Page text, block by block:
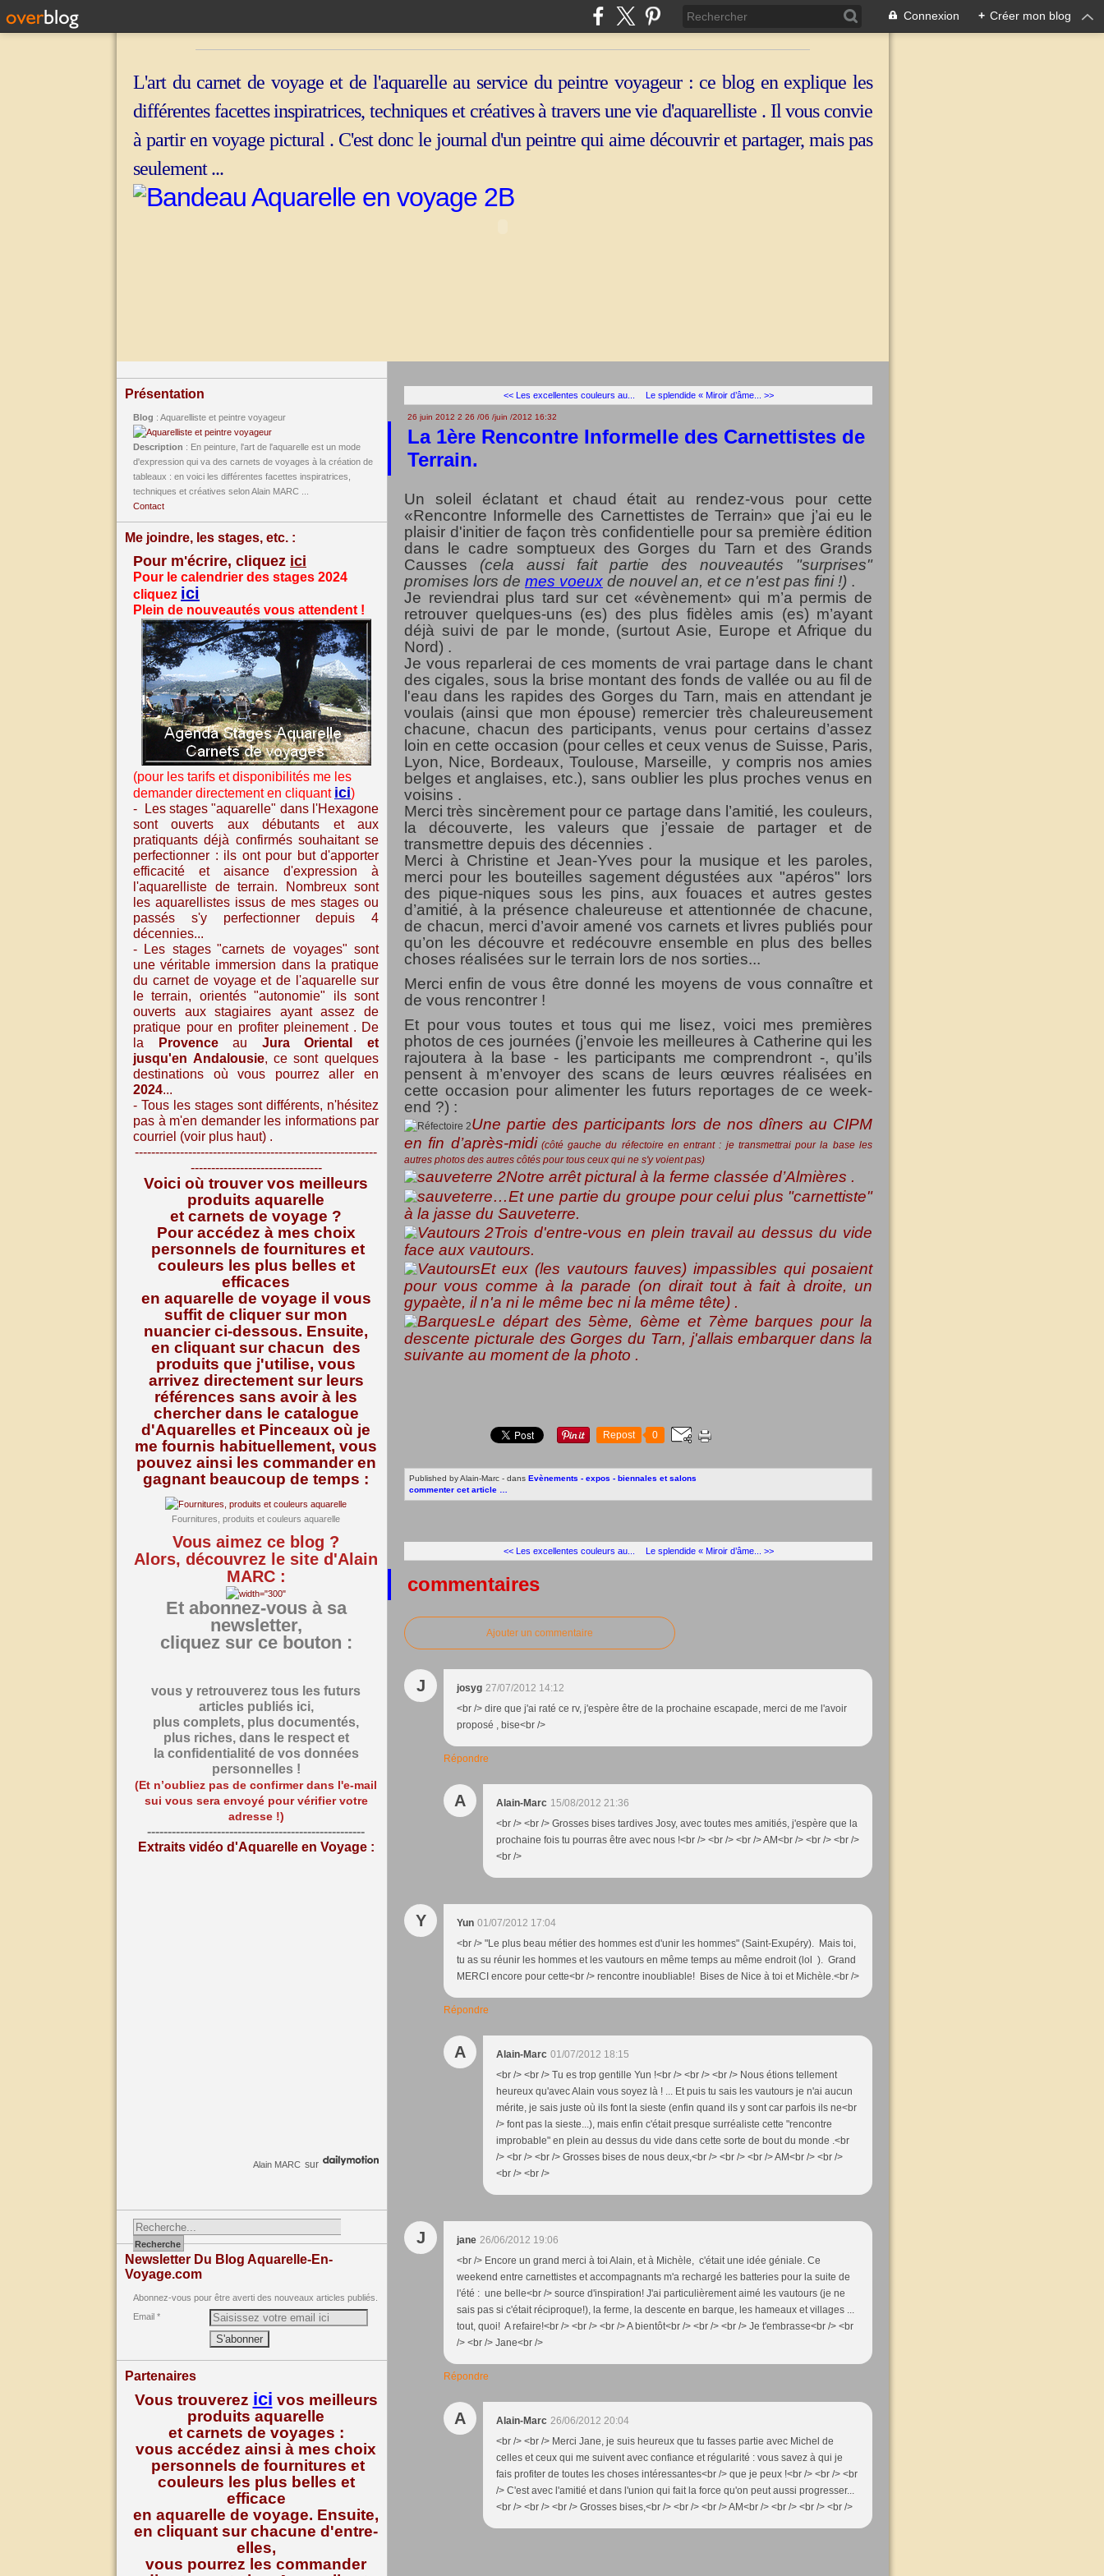
Connexion + Créer mon blog
L'art du carnet de voyage et de l'aquarelle au service du peintre voyageur : ce blog en explique les
différentes facettes inspiratrices, techniques et créatives à travers une vie d'aquarelliste . Il vous convie
à partir en voyage pictural . C'est donc le journal d'un peintre qui aime découvrir et partager, mais pas
seulement ...
Présentation
Blog : Aquarelliste et peintre voyageur
Description : En peinture, l'art de l'aquarelle est un mode
d'expression qui va des carnets de voyages à la création de
tableaux : en voici les différentes facettes inspiratrices,
techniques et créatives selon Alain MARC ...
Contact
Me joindre, les stages, etc. :
Pour m'écrire, cliquez ici
Pour le calendrier des stages 2024
cliquez ici
Plein de nouveautés vous attendent !
(pour les tarifs et disponibilités me les
demander directement en cliquant ici)
- Les stages "aquarelle" dans l'Hexagone
sont ouverts aux débutants et aux
pratiquants déjà confirmés souhaitant se
perfectionner : ils ont pour but d'apporter
efficacité et aisance d'expression à
l'aquarelliste de terrain. Nombreux sont
les aquarellistes issus de mes stages ou
passés s'y perfectionner depuis 4
décennies...
- Les stages "carnets de voyages" sont
une véritable immersion dans la pratique
du carnet de voyage et de l'aquarelle sur
le terrain, orientés "autonomie" ils sont
ouverts aux stagiaires ayant assez de
pratique pour en profiter pleinement . De
la
Provenceau Jura Oriental
et
jusqu'en Andalousie, ce sont quelques
destinations où vous pourrez aller en
2024...
- Tous les stages sont différents, n'hésitez
pas à m'en demander les informations par
courriel (voir plus haut) .
-----------------------------------------------------------
--------------------------------
Voici où trouver vos meilleurs
produits aquarelle
et carnets de voyage ?
Pour accédez à mes choix
personnels de fournitures et
couleurs les plus belles et
efficaces
en aquarelle de voyage il vous
suffit de cliquer sur mon
nuancier ci-dessous. Ensuite,
en cliquant sur chacun des
produits que j'utilise, vous
arrivez directement sur leurs
références sans avoir à les
chercher dans le catalogue
d'Aquarelles et Pinceaux où je
me fournis habituellement, vous
pouvez ainsi les commander en
gagnant beaucoup de temps :
Fournitures, produits et couleurs aquarelle
Vous aimez ce blog ?
Alors, découvrez le site d'Alain
MARC :
Et abonnez-vous à sa
newsletter,
cliquez sur ce bouton :
vous y retrouverez tous les futurs
articles publiés ici,
plus complets, plus documentés,
plus riches, dans le respect et
la confidentialité de vos données
personnelles !
(Et n’oubliez pas de confirmer dans l'e-mail
sui vous sera envoyé pour vérifier votre
adresse !)
-----------------------------------------------------
Extraits vidéo d'Aquarelle en Voyage :
Alain MARC sur
Newsletter Du Blog Aquarelle-En-
Voyage.com
Abonnez-vous pour être averti des nouveaux articles publiés.
Email
Partenaires
Vous trouverez ici vos meilleurs
produits aquarelle
et carnets de voyages :
vous accédez ainsi à mes choix
personnels de fournitures et
couleurs les plus belles et
efficace
en aquarelle de voyage. Ensuite,
en cliquant sur chacune d'entre-
elles,
vous pourrez les commander
<< Les excellentes couleurs au... Le splendide « Miroir d’âme... >>
26 juin 2012 2 26 /06 /juin /2012 16:32
La 1ère Rencontre Informelle des Carnettistes de
Terrain.
Un soleil éclatant et chaud était au rendez-vous pour cette
«Rencontre Informelle des Carnettistes de Terrain» que j’ai eu le
plaisir d'initier de façon très confidentielle pour sa première édition
dans le cadre somptueux des Gorges du Tarn et des Grands
Causses (cela aussi fait partie des nouveautés "surprises"
promises lors de mes voeux de nouvel an, et ce n'est pas fini !) .
Je reviendrai plus tard sur cet «évènement» qui m’a permis de
retrouver quelques-uns (es) des plus fidèles amis (es) m’ayant
déjà suivi de par le monde, (surtout Asie, Europe et Afrique du
Nord) .
Je vous reparlerai de ces moments de vrai partage dans le chant
des cigales, sous la brise montant des fonds de vallée ou au fil de
l'eau dans les rapides des Gorges du Tarn, mais en attendant je
voulais (ainsi que mon épouse) remercier très chaleureusement
chacune, chacun des participants, venus pour certains d’assez
loin en cette occasion (pour celles et ceux venus de Suisse, Paris,
Lyon, Nice, Bordeaux, Toulouse, Marseille, y compris nos amies
belges et anglaises, etc.), sans oublier les plus proches venus en
voisins .
Merci très sincèrement pour ce partage dans l’amitié, les couleurs,
la découverte, les valeurs que j’essaie de partager et de
transmettre depuis des décennies .
Merci à Christine et Jean-Yves pour la musique et les paroles,
merci pour les bouteilles sagement dégustées aux "apéros" lors
des pique-niques sous les pins, aux fouaces et autres gestes
d’amitié, à la présence chaleureuse et attentionnée de chacune,
de chacun, merci d’avoir amené vos carnets et livres publiés pour
qu’on les découvre et redécouvre ensemble en plus des belles
choses réalisées sur le terrain lors de nos sorties...
Merci enfin de vous être donné les moyens de vous connaître et
de vous rencontrer !
Et pour vous toutes et tous qui me lisez, voici mes premières
photos de ces journées (j’envoie les meilleures à Catherine qui les
rajoutera à la base - les participants me comprendront -, qu’ils
pensent à m’envoyer des scans de leurs œuvres réalisées en
cette occasion pour alimenter les futurs reportages de ce week-
end ?) :
Une partie des participants lors de nos dîners au CIPM
en fin d’après-midi(côté gauche du réfectoire en entrant : je transmettrai pour la base les
autres photos des autres côtés pour tous ceux qui ne s'y voient pas)
Notre arrêt pictural à la ferme classée d’Almières .
…Et une partie du groupe pour celui plus "carnettiste"
à la jasse du Sauveterre.
Trois d'entre-vous en plein travail au dessus du vide
face aux vautours.
Et eux (les vautours fauves) impassibles qui posaient
pour vous comme à la parade (on dirait tout à fait à droite, un
gypaète, il n'a ni le même bec ni la même tête) .
Le départ des 5ème, 6ème et 7ème barques pour la
descente picturale des Gorges du Tarn, j'allais embarquer dans la
suivante au moment de la photo .
Repost 0
Published by Alain-Marc - dans Evènements - expos - biennales et salons
commenter cet article
<< Les excellentes couleurs au... Le splendide « Miroir d’âme... >>
commentaires
Ajouter un commentaire
J josyg 27/07/2012 14:12
<br /> dire que j'ai raté ce rv, j'espère être de la prochaine escapade, merci de me l'avoir
proposé , bise<br />
Répondre
A Alain-Marc 15/08/2012 21:36
<br /> <br /> Grosses bises tardives Josy, avec toutes mes amitiés, j'espère que la
prochaine fois tu pourras être avec nous !<br /> <br /> <br /> AM<br /> <br /> <br />
<br />
Y Yun 01/07/2012 17:04
<br /> "Le plus beau métier des hommes est d'unir les hommes" (Saint-Exupéry). Mais toi,
tu as su réunir les hommes et les vautours en même temps au même endroit (lol ). Grand
MERCI encore pour cette<br /> rencontre inoubliable! Bises de Nice à toi et Michèle.<br />
Répondre
A Alain-Marc 01/07/2012 18:15
<br /> <br /> Tu es trop gentille Yun !<br /> <br /> <br /> Nous étions tellement
heureux qu'avec Alain vous soyez là ! ... Et puis tu sais les vautours je n'ai aucun
mérite, je sais juste où ils font la sieste (enfin quand ils y sont car parfois ils ne<br
/> font pas la sieste...), mais enfin c'était presque surréaliste cette "rencontre
improbable" en plein au dessus du vide dans cette sorte de bout du monde .<br
/> <br /> <br /> Grosses bises de nous deux,<br /> <br /> <br /> AM<br /> <br />
<br /> <br />
J jane 26/06/2012 19:06
<br /> Encore un grand merci à toi Alain, et à Michèle, c'était une idée géniale. Ce
weekend entre carnettistes et accompagnants m'a rechargé les batteries pour la suite de
l'été : une belle<br /> source d'inspiration! J'ai particulièrement aimé les vautours (je ne
sais pas si c'était réciproque!), la ferme, la descente en barque, les hameaux et villages ...
tout, quoi! A refaire!<br /> <br /> <br /> A bientôt<br /> <br /> <br /> Je t'embrasse<br /> <br
/> <br /> Jane<br />
Répondre
A Alain-Marc 26/06/2012 20:04
<br /> <br /> Merci Jane, je suis heureux que tu fasses partie avec Michel de
celles et ceux qui me suivent avec confiance et régularité : vous savez à qui je
fais profiter de toutes les choses intéressantes<br /> que je peux !<br /> <br /> <br
/> C'est avec l'amitié et dans l'union qui fait la force qu'on peut aussi progresser...
<br /> <br /> <br /> Grosses bises,<br /> <br /> <br /> AM<br /> <br /> <br /> <br />